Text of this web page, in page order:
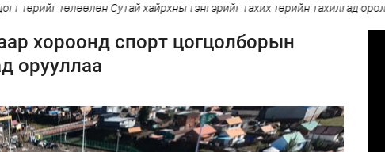
төлөөлөн Сутай хайрхны тэнгэрийг тахих төрийн тахилгад оролцлоо
хороонд спорт цогцолборын
орууллаа